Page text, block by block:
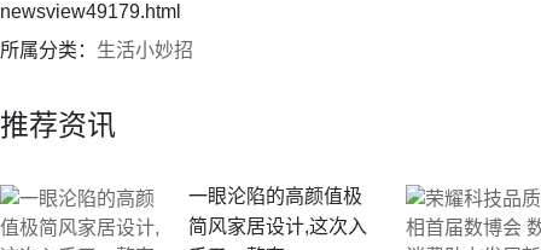
newsview49179.html
所属分类： 生活小妙招
推荐资讯
一眼沦陷的高颜值极
简风家居设计,这次入